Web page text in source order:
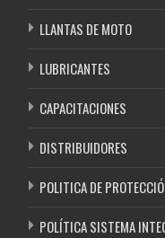
LLANTAS DE MOTO
LUBRICANTES
CAPACITACIONES
DISTRIBUIDORES
POLITICA DE
POLÍTICA SISTEMA